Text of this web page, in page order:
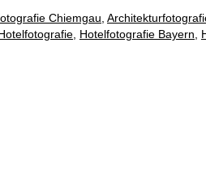
Chiemgau
Hotelfotografie Bayern